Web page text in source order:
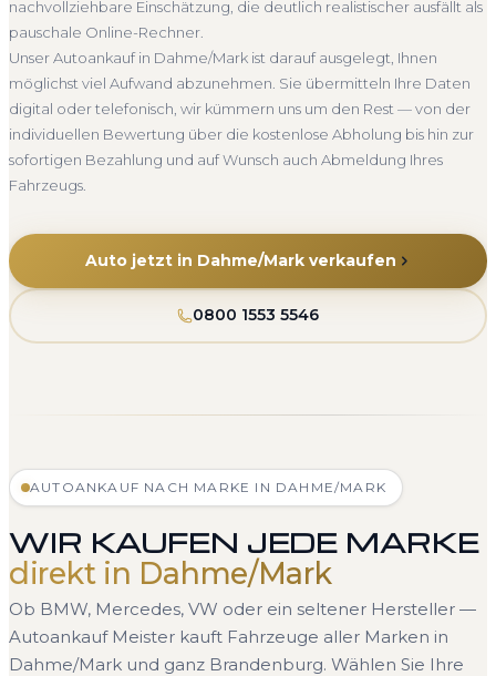
Brandenburg
nachvollziehbare Einschätzung, die deutlich realistischer ausfällt als
pauschale Online-Rechner.
Unser Autoankauf in Dahme/Mark ist darauf ausgelegt, Ihnen
möglichst viel Aufwand abzunehmen. Sie übermitteln Ihre Daten
digital oder telefonisch, wir kümmern uns um den Rest — von der
individuellen Bewertung über die kostenlose Abholung bis hin zur
sofortigen Bezahlung und auf Wunsch auch Abmeldung Ihres
Fahrzeugs.
Auto jetzt in Dahme/Mark verkaufen
0800 1553 5546
AUTOANKAUF NACH MARKE IN DAHME/MARK
WIR KAUFEN JEDE MARKE
direkt in Dahme/Mark
Ob BMW, Mercedes, VW oder ein seltener Hersteller —
Autoankauf Meister kauft Fahrzeuge aller Marken in
Dahme/Mark und ganz Brandenburg. Wählen Sie Ihre